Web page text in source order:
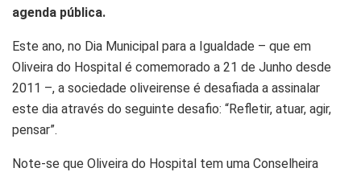
agenda pública.
Este ano, no Dia Municipal para a Igualdade – que em
Oliveira do Hospital é comemorado a 21 de Junho desde
2011 –, a sociedade oliveirense é desafiada a assinalar
este dia através do seguinte desafio: “Refletir, atuar, agir,
pensar”.
Note-se que Oliveira do Hospital tem uma Conselheira